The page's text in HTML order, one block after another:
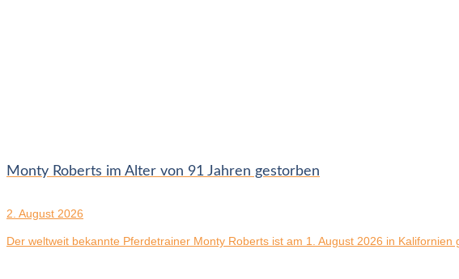
Monty Roberts im Alter von 91 Jahren gestorben
2. August 2026
Der weltweit bekannte Pferdetrainer Monty Roberts ist am 1. August 2026 in Kalifornien